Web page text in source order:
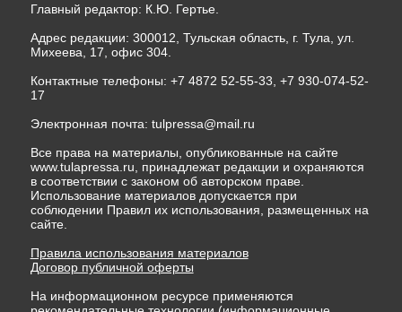
Главный редактор: К.Ю. Гертье.
Адрес редакции: 300012, Тульская область, г. Тула, ул.
Михеева, 17, офис 304.
Контактные телефоны: +7 4872 52-55-33, +7 930-074-52-
17
Электронная почта: tulpressa@mail.ru
Все права на материалы, опубликованные на сайте
www.tulapressa.ru, принадлежат редакции и охраняются
в соответствии с законом об авторском праве.
Использование материалов допускается при
соблюдении Правил их использования, размещенных на
сайте.
Правила использования материалов
Договор публичной оферты
На информационном ресурсе применяются